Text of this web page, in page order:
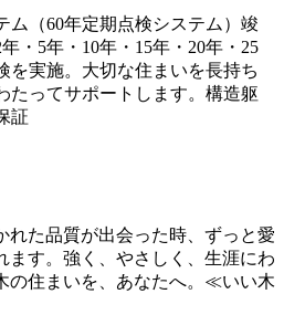
ム（60年定期点検システム）竣
・5年・10年・15年・20年・25
を実施。大切な住まいを長持ち
たってサポートします。構造躯
証
れた品質が出会った時、ずっと愛
ます。強く、やさしく、生涯にわ
の住まいを、あなたへ。≪いい木